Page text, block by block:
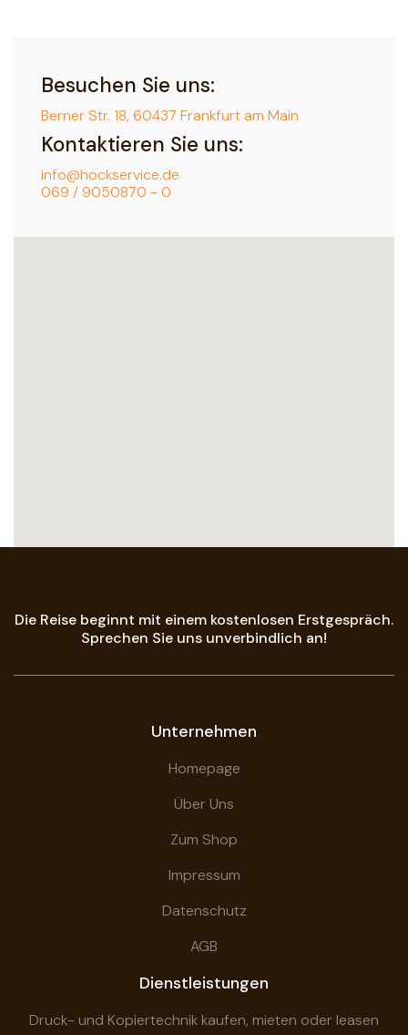
Besuchen Sie uns:
Berner Str. 18, 60437 Frankfurt am Main
Kontaktieren Sie uns:
info@hockservice.de
069 / 9050870 - 0
Die Reise beginnt mit einem kostenlosen Erstgespräch.
Sprechen Sie uns unverbindlich an!
Unternehmen
Homepage
Über Uns
Zum Shop
Impressum
Datenschutz
AGB
Dienstleistungen
Druck- und Kopiertechnik kaufen, mieten oder leasen